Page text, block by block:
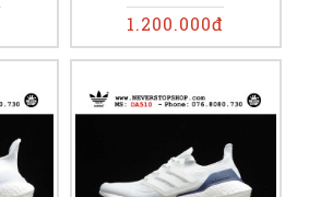
1.200.000đ